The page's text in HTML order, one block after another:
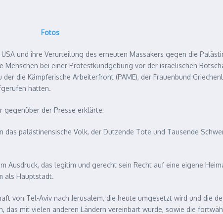
Fotos
und ihre Verurteilung des erneuten Massakers gegen die
bei einer Protestkundgebung vor der israelischen
die Kämpferische Arbeiterfront (PAME), der Frauenbund
hatten.
gegenüber der Presse erklärte:
palästinensische Volk, der Dutzende Tote und Tausende
das legitim und gerecht sein Recht auf eine eigene
als Hauptstadt.
von Tel-Aviv nach Jerusalem, die heute umgesetzt wird und die
mit vielen anderen Ländern vereinbart wurde, sowie die